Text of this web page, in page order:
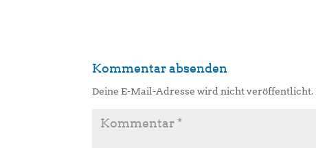
Kommentar absenden
Deine E-Mail-Adresse wird nicht veröffentlicht.